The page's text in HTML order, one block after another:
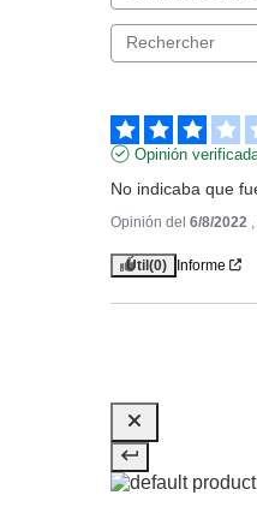
Opinión
No indicaba que
Opinión del 6/8/2022
Útil(0) Informe